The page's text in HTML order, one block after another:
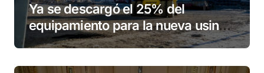
Ya se descargó el 25% del
equipamiento para la nueva usina
de Ushuaia